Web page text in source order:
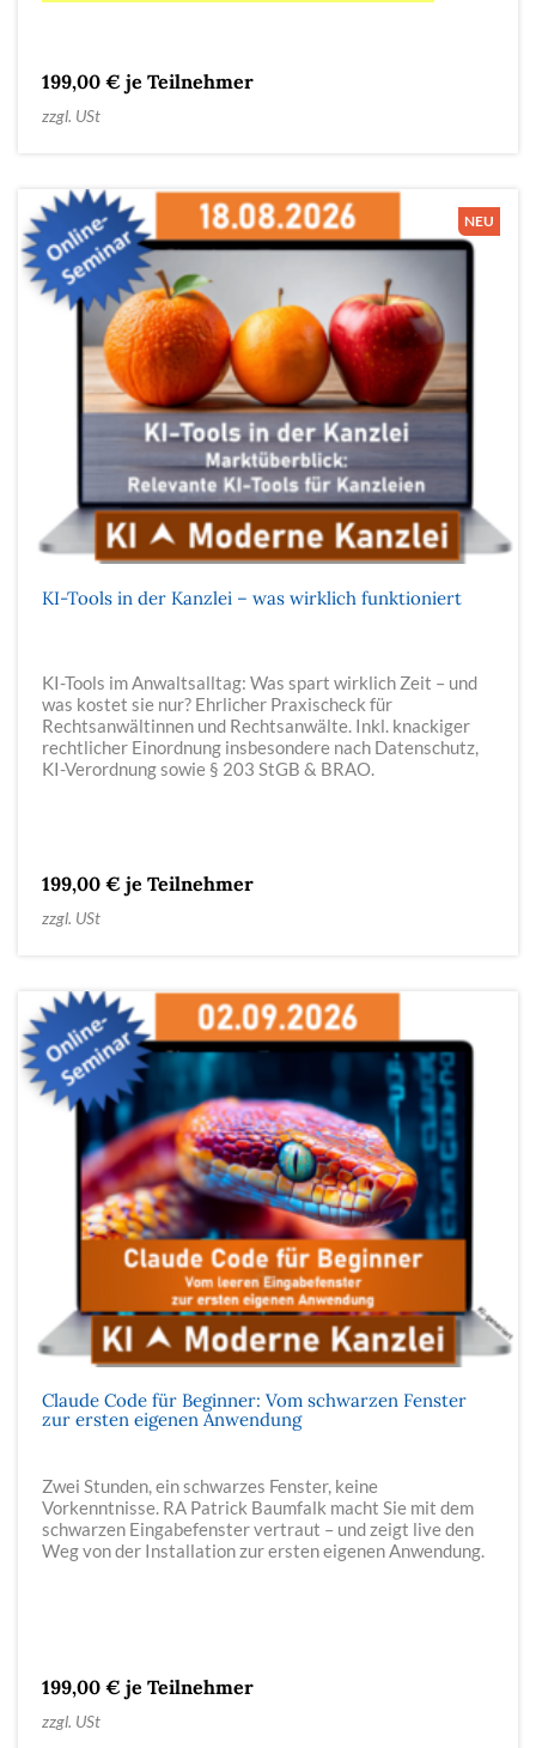
199,00 € je Teilnehmer
zzgl. USt
KI-Tools in der Kanzlei – was wirklich funktioniert
KI-Tools im Anwaltsalltag: Was spart wirklich Zeit – und
was kostet sie nur? Ehrlicher Praxischeck für
Rechtsanwältinnen und Rechtsanwälte. Inkl. knackiger
rechtlicher Einordnung insbesondere nach Datenschutz,
KI-Verordnung sowie § 203 StGB & BRAO.
199,00 € je Teilnehmer
zzgl. USt
Claude Code für Beginner: Vom schwarzen Fenster
zur ersten eigenen Anwendung
Zwei Stunden, ein schwarzes Fenster, keine
Vorkenntnisse. RA Patrick Baumfalk macht Sie mit dem
schwarzen Eingabefenster vertraut – und zeigt live den
Weg von der Installation zur ersten eigenen Anwendung.
199,00 € je Teilnehmer
zzgl. USt